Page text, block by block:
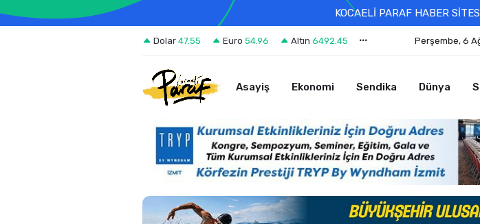
KOCAELİ PARAF HABER
Dolar 47.55 Euro 54.96 Altın 6492.45 Perşembe, 6
Asayiş Ekonomi Sendika Dünya